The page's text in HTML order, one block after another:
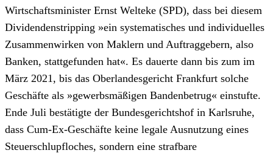
Wirtschaftsminister Ernst Welteke (SPD), dass bei diesem
Dividendenstripping »ein systematisches und individuelles
Zusammenwirken von Maklern und Auftraggebern, also
Banken, stattgefunden hat«. Es dauerte dann bis zum im
März 2021, bis das Oberlandesgericht Frankfurt solche
Geschäfte als »gewerbsmäßigen Bandenbetrug« einstufte.
Ende Juli bestätigte der Bundesgerichtshof in Karlsruhe,
dass Cum-Ex-Geschäfte keine legale Ausnutzung eines
Steuerschlupfloches, sondern eine strafbare